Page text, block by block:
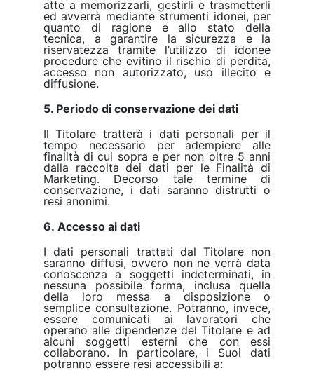
atte a memorizzarli, gestirli e trasmetterli
ed avverrà mediante strumenti idonei, per
quanto di ragione e allo stato della
tecnica, a garantire la sicurezza e la
riservatezza tramite l’utilizzo di idonee
procedure che evitino il rischio di perdita,
accesso non autorizzato, uso illecito e
diffusione.
5. Periodo di conservazione dei dati
Il Titolare tratterà i dati personali per il
tempo necessario per adempiere alle
finalità di cui sopra e per non oltre 5 anni
dalla raccolta dei dati per le Finalità di
Marketing. Decorso tale termine di
conservazione, i dati saranno distrutti o
resi anonimi.
6. Accesso ai dati
I dati personali trattati dal Titolare non
saranno diffusi, ovvero non ne verrà data
conoscenza a soggetti indeterminati, in
nessuna possibile forma, inclusa quella
della loro messa a disposizione o
semplice consultazione. Potranno, invece,
essere comunicati ai lavoratori che
operano alle dipendenze del Titolare e ad
alcuni soggetti esterni che con essi
collaborano. In particolare, i Suoi dati
potranno essere resi accessibili a: